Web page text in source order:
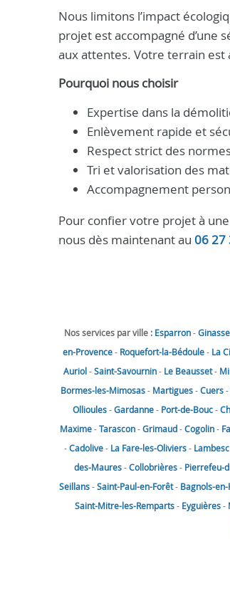
Nous limitons l’impact
projet est accompagné d’une
aux attentes. Votre terrain
Pourquoi nous choisir
Expertise dans la
Enlèvement rapide et
Respect strict des
Tri et valorisation des
Accompagnement
Pour confier votre projet à une
nous dès maintenant au 06 27
Nos services par ville : Esparron-
en-Provence- Roquefort-la-Bédoule- La
Auriol-Saint-Savournin- Le Beausset-
Bormes-les-Mimosas- Martigues-Cuers-
Ollioules-Gardanne- Port-de-Bouc-
Maxime-Tarascon-Grimaud-Cogolin-
-Cadolive- La Fare-les-Oliviers- Lambesc
des-Maures-Collobrières- Pierrefeu-
Seillans-Saint-Paul-en-Forêt- Bagnols-
Saint-Mitre-les-Remparts- Eyguières-